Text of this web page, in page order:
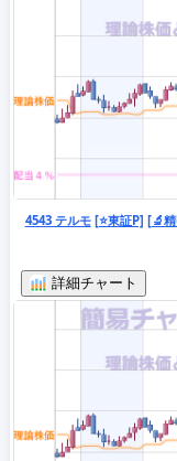
4543 テルモ [⭐東証P] [🔬
詳細チャート